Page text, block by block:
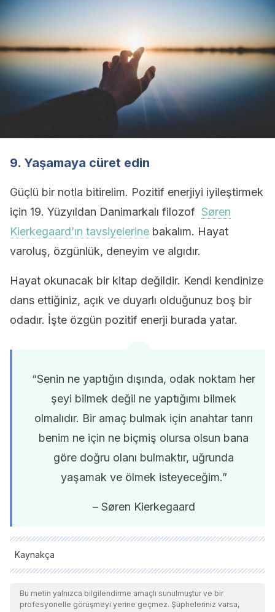
9. Yaşamaya cüret edin
Güçlü bir notla bitirelim. Pozitif enerjiyi iyileştirmek
için 19. Yüzyıldan Danimarkalı filozof Søren
Kierkegaard’ın tavsiyelerine bakalım. Hayat
varoluş, özgünlük, deneyim ve algıdır.
Hayat okunacak bir kitap değildir. Kendi kendinize
dans ettiğiniz, açık ve duyarlı olduğunuz boş bir
odadır. İşte özgün pozitif enerji burada yatar.
“Senin ne yaptığın dışında, odak noktam her
şeyi bilmek değil ne yaptığımı bilmek
olmalıdır. Bir amaç bulmak için anahtar tanrı
benim ne için ne biçmiş olursa olsun bana
göre doğru olanı bulmaktır, uğrunda
yaşamak ve ölmek isteyeceğim.”
– Søren Kierkegaard
Kaynakça
Tüm alıntı yapılan kaynaklar, kalitelerini, güvenilirliklerini,
güncelliklerini ve geçerliliklerini sağlamak için ekibimiz
tarafından derinlemesine incelendi. Bu makalenin bibliyografisi
Bu metin yalnızca bilgilendirme amaçlı sunulmuştur ve bir
profesyonelle görüşmeyi yerine geçmez. Şüpheleriniz varsa,